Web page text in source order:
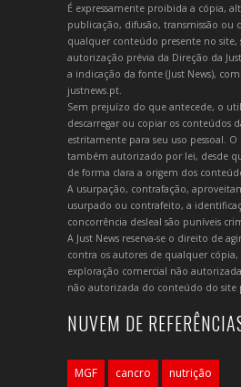
É expressamente proibida a cópia,
publicação, difusão, transmissão ou
qualquer conteúdo presente no site,
autorização prévia da Direção da
a indicação da fonte (Just News),
justnews.pt.
Sem prejuízo do que antecede, o
descarregar ou copiar os conteúdos
estritamente para seu uso pessoal.
também autorizado por lei, desde
de forma clara a origem dos
A usurpação, contrafação,
usurpado ou contrafeito, a
concorrência desleal são puníveis
A Just News reserva-se o direito de
contra os autores de qualquer
exploração comercial não
não autorizada do conteúdo do site
NUVEM DE
MGF cancro nutrição